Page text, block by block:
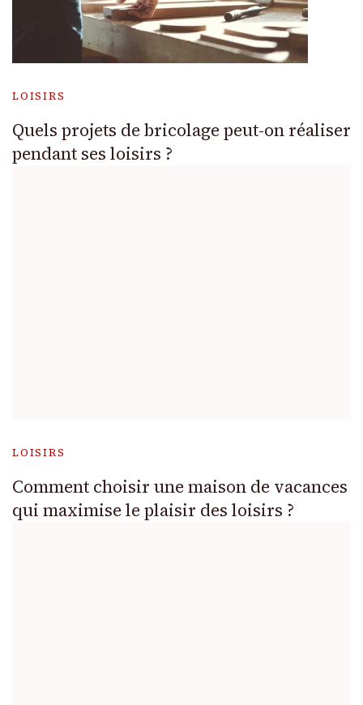
LOISIRS
Quels projets de bricolage peut-on réaliser
pendant ses loisirs ?
LOISIRS
Comment choisir une maison de vacances
qui maximise le plaisir des loisirs ?